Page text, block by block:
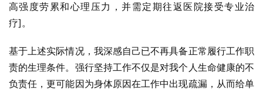
高强度劳累和心理压力，并需定期往返医院接受专业治
疗]。
基于上述实际情况，我深感自己已不再具备正常履行工作职
责的生理条件。强行坚持工作不仅是对我个人生命健康的不
负责任，更可能因为身体原因在工作中出现疏漏，从而给单